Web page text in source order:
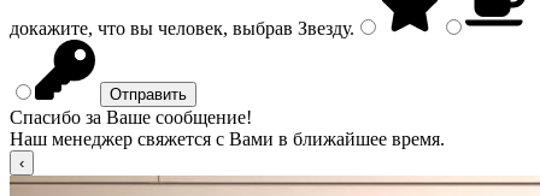
докажите, что вы человек, выбрав Звезду.
Спасибо за Ваше сообщение!
Наш менеджер свяжется с Вами в ближайшее время.